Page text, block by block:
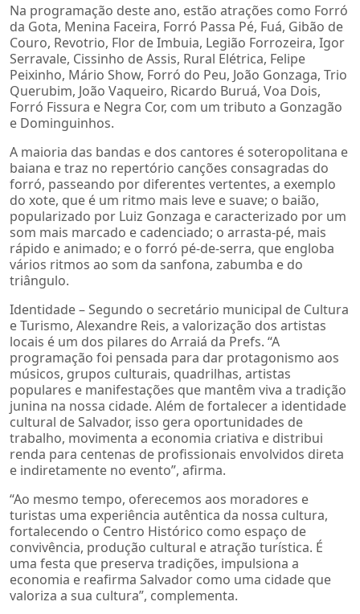
Na programação deste ano, estão atrações como Forró
da Gota, Menina Faceira, Forró Passa Pé, Fuá, Gibão de
Couro, Revotrio, Flor de Imbuia, Legião Forrozeira, Igor
Serravale, Cissinho de Assis, Rural Elétrica, Felipe
Peixinho, Mário Show, Forró do Peu, João Gonzaga, Trio
Querubim, João Vaqueiro, Ricardo Buruá, Voa Dois,
Forró Fissura e Negra Cor, com um tributo a Gonzagão
e Dominguinhos.
A maioria das bandas e dos cantores é soteropolitana e
baiana e traz no repertório canções consagradas do
forró, passeando por diferentes vertentes, a exemplo
do xote, que é um ritmo mais leve e suave; o baião,
popularizado por Luiz Gonzaga e caracterizado por um
som mais marcado e cadenciado; o arrasta-pé, mais
rápido e animado; e o forró pé-de-serra, que engloba
vários ritmos ao som da sanfona, zabumba e do
triângulo.
Identidade – Segundo o secretário municipal de Cultura
e Turismo, Alexandre Reis, a valorização dos artistas
locais é um dos pilares do Arraiá da Prefs. “A
programação foi pensada para dar protagonismo aos
músicos, grupos culturais, quadrilhas, artistas
populares e manifestações que mantêm viva a tradição
junina na nossa cidade. Além de fortalecer a identidade
cultural de Salvador, isso gera oportunidades de
trabalho, movimenta a economia criativa e distribui
renda para centenas de profissionais envolvidos direta
e indiretamente no evento”, afirma.
“Ao mesmo tempo, oferecemos aos moradores e
turistas uma experiência autêntica da nossa cultura,
fortalecendo o Centro Histórico como espaço de
convivência, produção cultural e atração turística. É
uma festa que preserva tradições, impulsiona a
economia e reafirma Salvador como uma cidade que
valoriza a sua cultura”, complementa.